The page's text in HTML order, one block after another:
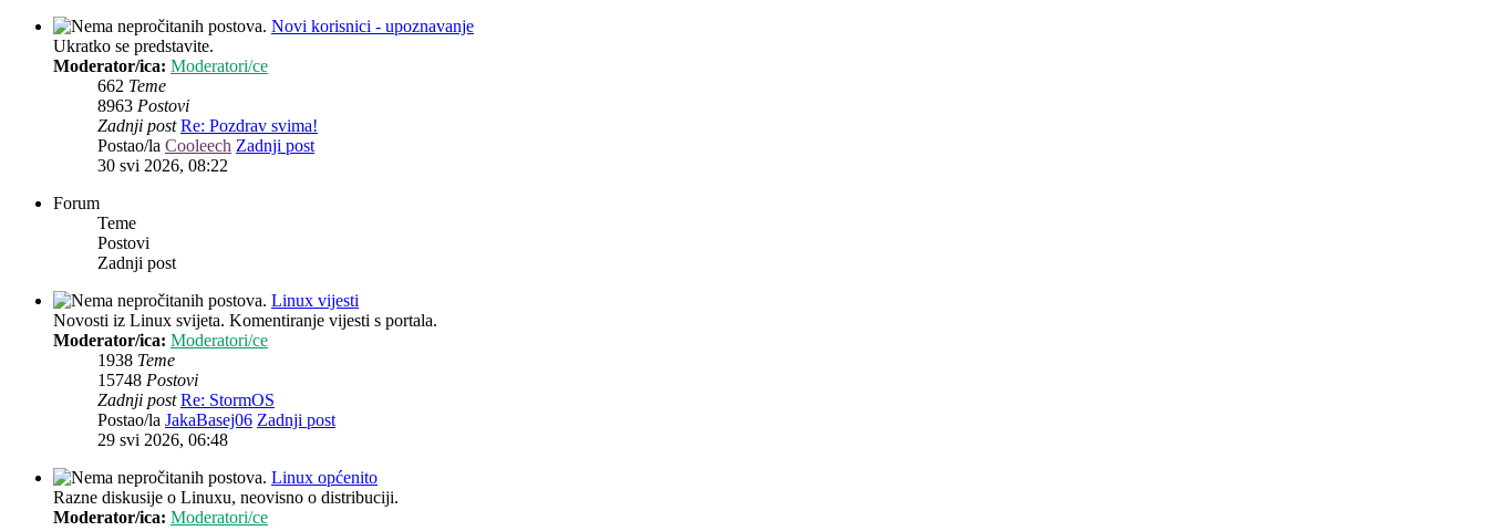
Novi korisnici - upoznavanje
Ukratko se predstavite.
Moderator/ica: Moderatori/ce
662 Teme
8963 Postovi
Zadnji post Re: Pozdrav svima!
Postao/la Cooleech Zadnji post
30 svi 2026, 08:22
Forum
Teme
Postovi
Zadnji post
Linux vijesti
Novosti iz Linux svijeta. Komentiranje vijesti s portala.
Moderator/ica: Moderatori/ce
1938 Teme
15748 Postovi
Zadnji post Re: StormOS
Postao/la JakaBasej06 Zadnji post
29 svi 2026, 06:48
Linux općenito
Razne diskusije o Linuxu, neovisno o distribuciji.
Moderator/ica: Moderatori/ce